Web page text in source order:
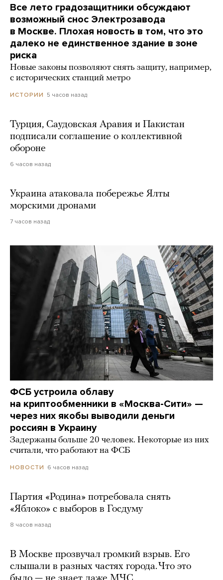
Все лето градозащитники обсуждают
возможный снос Электрозавода
в Москве. Плохая новость в том, что это
далеко не единственное здание в зоне
риска
Новые законы позволяют снять защиту, например,
с исторических станций метро
ИСТОРИИ 5 часов назад
Турция, Саудовская Аравия и Пакистан
подписали соглашение о коллективной
обороне
6 часов назад
Украина атаковала побережье Ялты
морскими дронами
7 часов назад
ФСБ устроила облаву
на криптообменники в «Москва-Сити» —
через них якобы выводили деньги
россиян в Украину
Задержаны больше 20 человек. Некоторые из них
считали, что работают на ФСБ
НОВОСТИ 6 часов назад
Партия «Родина» потребовала снять
«Яблоко» с выборов в Госдуму
8 часов назад
В Москве прозвучал громкий взрыв. Его
слышали в разных частях города. Что это